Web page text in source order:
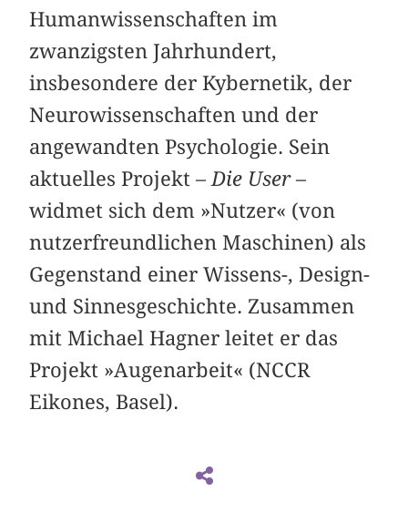
Humanwissenschaften im
zwanzigsten Jahrhundert,
insbesondere der Kybernetik, der
Neurowissenschaften und der
angewandten Psychologie. Sein
aktuelles Projekt – Die User–
widmet sich dem »Nutzer« (von
nutzerfreundlichen Maschinen) als
Gegenstand einer Wissens-, Design-
und Sinnesgeschichte. Zusammen
mit Michael Hagner leitet er das
Projekt »Augenarbeit« (NCCR
Eikones, Basel).